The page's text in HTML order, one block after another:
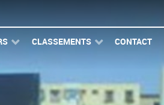
CLASSEMENTS CONTACT